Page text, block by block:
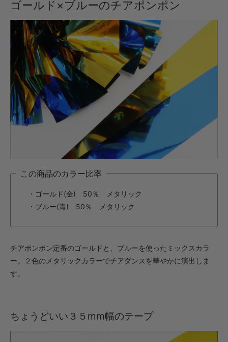
396円(税込)
・【カット仕上】ｸﾞﾘｯﾌﾟ大
440円(税込)
・【完成仕上】ｸﾞﾘｯﾌﾟ小
770円(税込)
・【完成仕上】ｸﾞﾘｯﾌﾟ大
814円(税込)
・【カット仕上】ｸﾞﾘｯﾌﾟ小
451円(税込)
・【カット仕上】ｸﾞﾘｯﾌﾟ大
495円(税込)
・【完成仕上】ｸﾞﾘｯﾌﾟ大
550円(税込)
・【カット仕上】ｸﾞﾘｯﾌﾟ大
594円(税込)
・【カット仕上】ｸﾞﾘｯﾌﾟ小
462円(税込)
ゴールド×ブルーのチアポンポン
この商品のカラー比率
・ゴールド(金) 50％ メタリック
・ブルー(青) 50％ メタリック
チアポンポン定番のゴールドと、ブルーを使ったミックスカラ
ー。２色のメタリックカラーでチアダンスを華やかに演出しま
す。
ちょうどいい３５mm幅のテープ